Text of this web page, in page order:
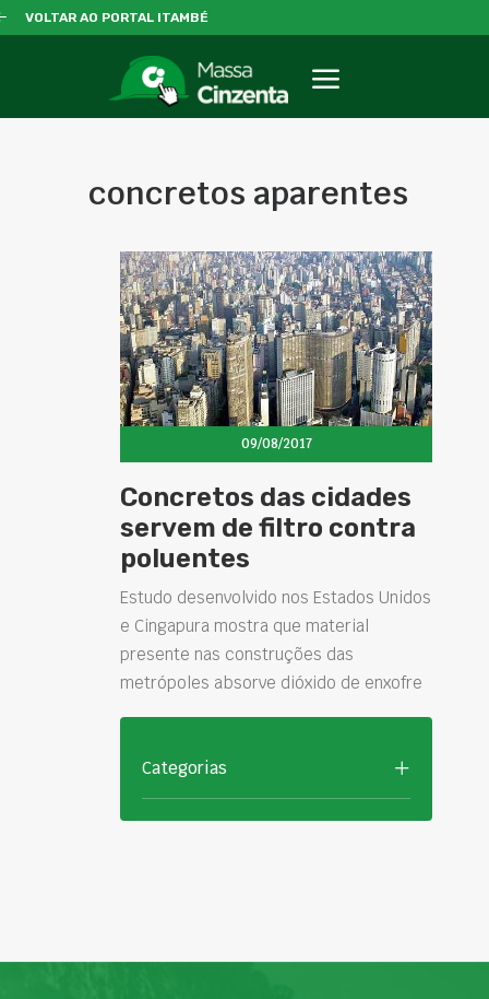
VOLTAR AO PORTAL ITAMBÉ
concretos aparentes
09/08/2017
Concretos das cidades
servem de filtro contra
poluentes
Estudo desenvolvido nos Estados Unidos
e Cingapura mostra que material
presente nas construções das
metrópoles absorve dióxido de enxofre
Categorias